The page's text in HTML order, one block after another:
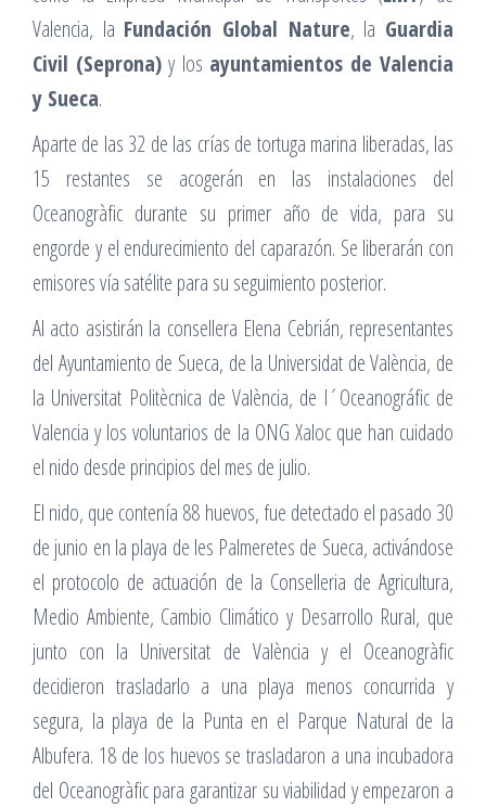
Valencia, la Fundación Global Nature, la Guardia
Civil (Seprona) y los ayuntamientos de Valencia
y Sueca.
Aparte de las 32 de las crías de tortuga marina liberadas, las
15 restantes se acogerán en las instalaciones del
Oceanogràfic durante su primer año de vida, para su
engorde y el endurecimiento del caparazón. Se liberarán con
emisores vía satélite para su seguimiento posterior.
Al acto asistirán la consellera Elena Cebrián, representantes
del Ayuntamiento de Sueca, de la Universidat de València, de
la Universitat Politècnica de València, de l´Oceanográfic de
Valencia y los voluntarios de la ONG Xaloc que han cuidado
el nido desde principios del mes de julio.
El nido, que contenía 88 huevos, fue detectado el pasado 30
de junio en la playa de les Palmeretes de Sueca, activándose
el protocolo de actuación de la Conselleria de Agricultura,
Medio Ambiente, Cambio Climático y Desarrollo Rural, que
junto con la Universitat de València y el Oceanogràfic
decidieron trasladarlo a una playa menos concurrida y
segura, la playa de la Punta en el Parque Natural de la
Albufera. 18 de los huevos se trasladaron a una incubadora
del Oceanogràfic para garantizar su viabilidad y empezaron a